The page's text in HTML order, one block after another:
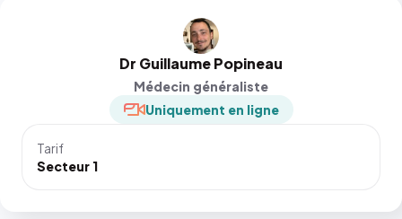
Dr Guillaume Popineau
Médecin généraliste
Uniquement en ligne
Tarif
Secteur 1